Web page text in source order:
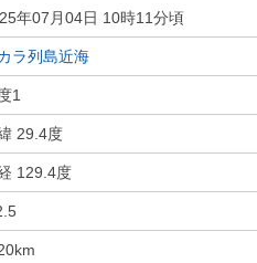
年07月04日 10時11分頃
ラ列島近海
1
29.4度
129.4度